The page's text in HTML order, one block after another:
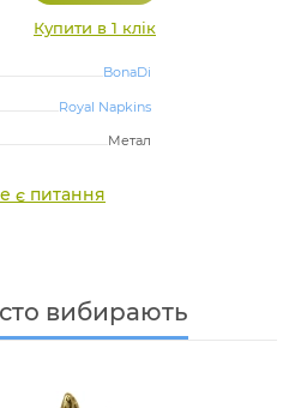
Купити в 1 клік
BonaDi
Royal Napkins
Метал
є питання
вибирають